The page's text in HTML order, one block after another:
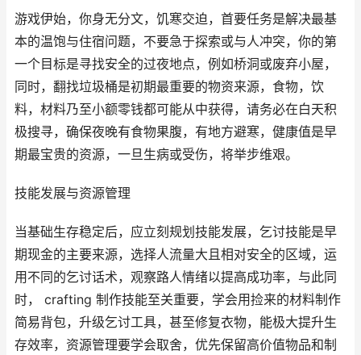
游戏伊始，你身无分文，饥寒交迫，首要任务是解决最基
本的温饱与住宿问题，不要急于探索或与人冲突，你的第
一个目标是寻找安全的过夜地点，例如桥洞或废弃小屋，
同时，翻找垃圾桶是初期最重要的物资来源，食物，饮
料，材料乃至小额零钱都可能从中获得，请务必在白天积
极搜寻，确保夜晚有食物果腹，有地方避寒，健康值是早
期最宝贵的资源，一旦生病或受伤，将举步维艰。
技能发展与资源管理
当基础生存稳定后，应立刻规划技能发展，乞讨技能是早
期现金的主要来源，选择人流量大且相对安全的区域，运
用不同的乞讨话术，观察路人情绪以提高成功率，与此同
时， crafting 制作技能至关重要，学会用捡来的材料制作
简易背包，升级乞讨工具，甚至修复衣物，能极大提升生
存效率，资源管理要学会取舍，优先保留高价值物品和制